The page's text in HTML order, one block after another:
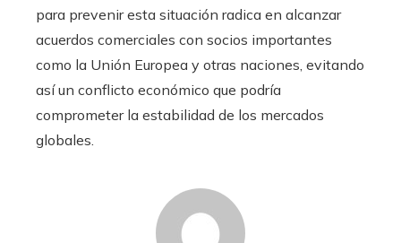
para prevenir esta situación radica en alcanzar
acuerdos comerciales con socios importantes
como la Unión Europea y otras naciones, evitando
así un conflicto económico que podría
comprometer la estabilidad de los mercados
globales.